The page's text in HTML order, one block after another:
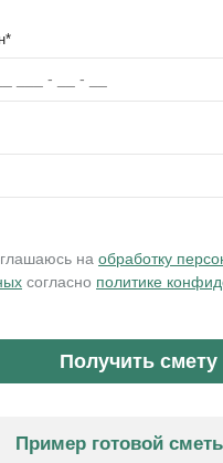
наобработку
согласно политике
Получить смету
Пример готовой